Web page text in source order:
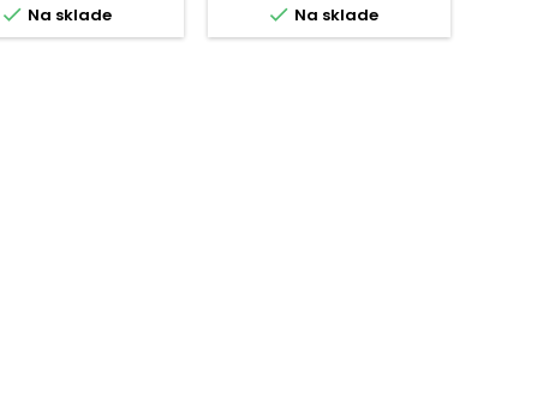
 Na sklade  Na sklade